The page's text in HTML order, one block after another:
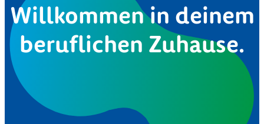
Willkommen in deinem
beruflichen Zuhause.